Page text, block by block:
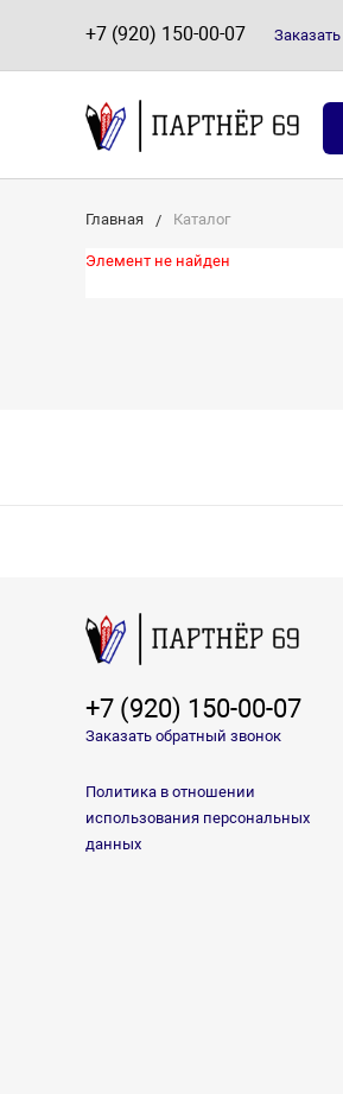
+7 (920) 150-00-07 Заказать
Главная Каталог
Элемент не найден
+7 (920) 150-00-07
Заказать обратный звонок
Политика в отношении
использования персональных
данных